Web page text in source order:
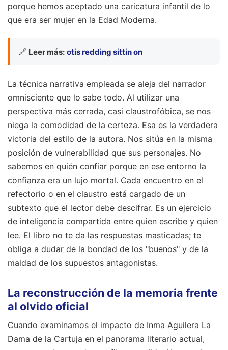
porque hemos aceptado una caricatura infantil de lo
que era ser mujer en la Edad Moderna.
🔗 Leer más: otis redding sittin on
La técnica narrativa empleada se aleja del narrador
omnisciente que lo sabe todo. Al utilizar una
perspectiva más cerrada, casi claustrofóbica, se nos
niega la comodidad de la certeza. Esa es la verdadera
victoria del estilo de la autora. Nos sitúa en la misma
posición de vulnerabilidad que sus personajes. No
sabemos en quién confiar porque en ese entorno la
confianza era un lujo mortal. Cada encuentro en el
refectorio o en el claustro está cargado de un
subtexto que el lector debe descifrar. Es un ejercicio
de inteligencia compartida entre quien escribe y quien
lee. El libro no te da las respuestas masticadas; te
obliga a dudar de la bondad de los "buenos" y de la
maldad de los supuestos antagonistas.
La reconstrucción de la memoria frente
al olvido oficial
Cuando examinamos el impacto de Inma Aguilera La
Dama de la Cartuja en el panorama literario actual,